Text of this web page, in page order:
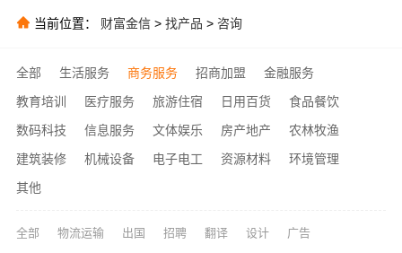
当前位置： 财富金信 > 找产品 > 咨询
全部 生活服务 商务服务 招商加盟
金融服务
教育培训
医疗服务 旅游住宿 日用百货
食品餐饮
数码科技
信息服务 文体娱乐 房产地产
农林牧渔
建筑装修
机械设备 电子电工 资源材料
环境管理
其他
全部 物流运输 出国 招聘 翻译 设计 广告